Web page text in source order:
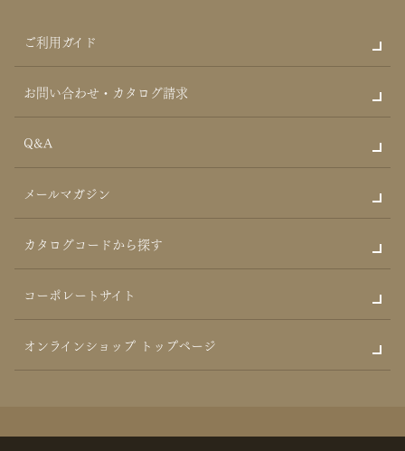
ご利用ガイド
お問い合わせ・カタログ請求
Q&A
メールマガジン
カタログコードから探す
コーポレートサイト
オンラインショップ トップページ